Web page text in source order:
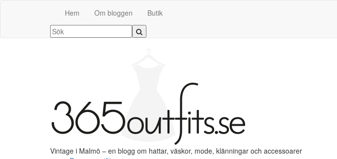
Hem Om bloggen Butik
Vintage i Malmö – en blogg om hattar, väskor, mode, klänningar och accessoarer